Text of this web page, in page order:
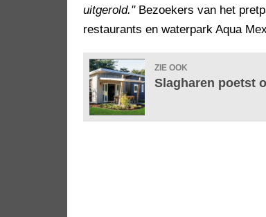
uitgerold."Bezoekers van het
restaurants en waterpark Aqua
ZIE OOK
Slagharen poetst